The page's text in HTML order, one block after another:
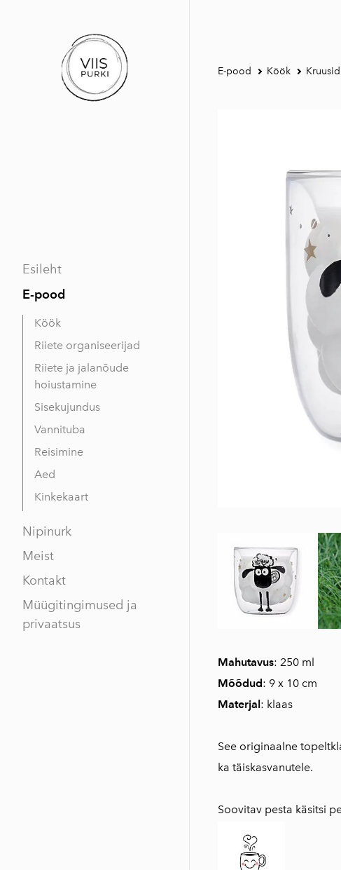
Esileht
E-pood
Köök
Riiete organiseerijad
Riiete ja jalanõude
hoiustamine
Sisekujundus
Vannituba
Reisimine
Aed
Kinkekaart
Nipinurk
Meist
Kontakt
Müügitingimused ja
privaatsus
E-pood Köök
Mahutavus: 250 ml
Mõõdud: 9 x 10 cm
Materjal : klaas
See originaalne
ka täiskasvanutele.
Soovitav pesta käsitsi